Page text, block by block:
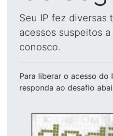
Seu IP fez diversas
acessos suspeitos
conosco.
Para liberar o acesso do
responda ao desafio